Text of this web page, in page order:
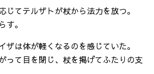
じてテルザトが杖から法力を放つ。
す。
ザは体が軽くなるのを感じていた。
って目を閉じ、杖を掲げてふたりの支